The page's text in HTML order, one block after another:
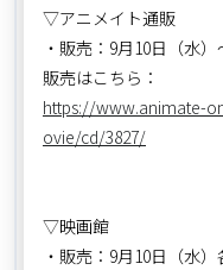
▽アニメイト通販
・販売：9月10日（水）
販売はこちら：
https://www.animate-
ovie/cd/3827/
▽映画館
・販売：9月10日（水